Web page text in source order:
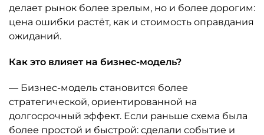
делает рынок более зрелым, но и более дорогим:
цена ошибки растёт, как и стоимость оправдания
ожиданий.
Как это влияет на бизнес-модель?
— Бизнес-модель становится более
стратегической, ориентированной на
долгосрочный эффект. Если раньше схема была
более простой и быстрой: сделали событие и